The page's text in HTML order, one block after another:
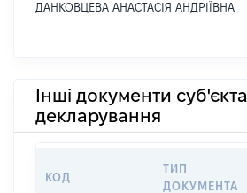
ДАНКОВЦЕВА АНАСТАСІЯ АНДРІЇВНА
Інші документи суб'єкта
декларування
КОД
ТИП
ДОКУМЕНТА